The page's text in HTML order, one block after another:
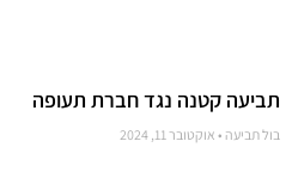
תביעה קטנה נגד חברת תעופה
בול תביעה אוקטובר 11, 2024